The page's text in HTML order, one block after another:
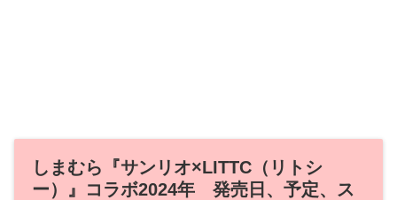
しまむら『サンリオ×LITTC（リトシ
ー）』コラボ2024年 発売日、予定、ス